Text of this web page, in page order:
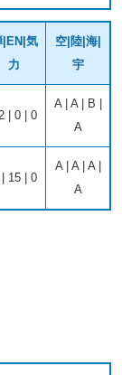
|EN|気
力
空|陸|海|
宇
| 0 | 0
A | A | B |
A
15 | 0
A | A | A |
A